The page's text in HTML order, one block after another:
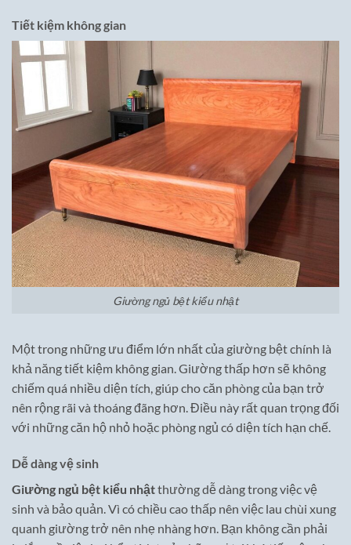
Tiết kiệm không gian
Giường ngủ bệt kiểu nhật
Một trong những ưu điểm lớn nhất của giường bệt chính là
khả năng tiết kiệm không gian. Giường thấp hơn sẽ không
chiếm quá nhiều diện tích, giúp cho căn phòng của bạn trở
nên rộng rãi và thoáng đãng hơn. Điều này rất quan trọng đối
với những căn hộ nhỏ hoặc phòng ngủ có diện tích hạn chế.
Dễ dàng vệ sinh
Giường ngủ bệt kiểu nhậtthường dễ dàng trong việc vệ
sinh và bảo quản. Vì có chiều cao thấp nên việc lau chùi xung
quanh giường trở nên nhẹ nhàng hơn. Bạn không cần phải